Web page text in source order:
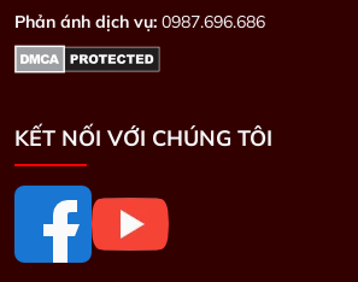
Phản ánh dịch vụ: 0987.696.686
KẾT NỐI VỚI CHÚNG TÔI